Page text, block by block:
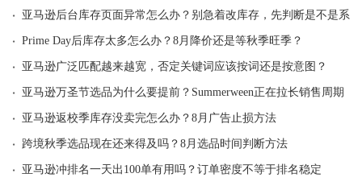
· 亚马逊后台库存页面异常怎么办？别急着改库存，先判断是不是系
· Prime Day后库存太多怎么办？8月降价还是等秋季旺季？
· 亚马逊广泛匹配越来越宽，否定关键词应该按词还是按意图？
· 亚马逊万圣节选品为什么要提前？Summerween正在拉长销售周期
· 亚马逊返校季库存没卖完怎么办？8月广告止损方法
· 跨境秋季选品现在还来得及吗？8月选品时间判断方法
· 亚马逊冲排名一天出100单有用吗？订单密度不等于排名稳定